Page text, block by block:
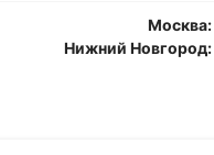
Москва:
Нижний Новгород: